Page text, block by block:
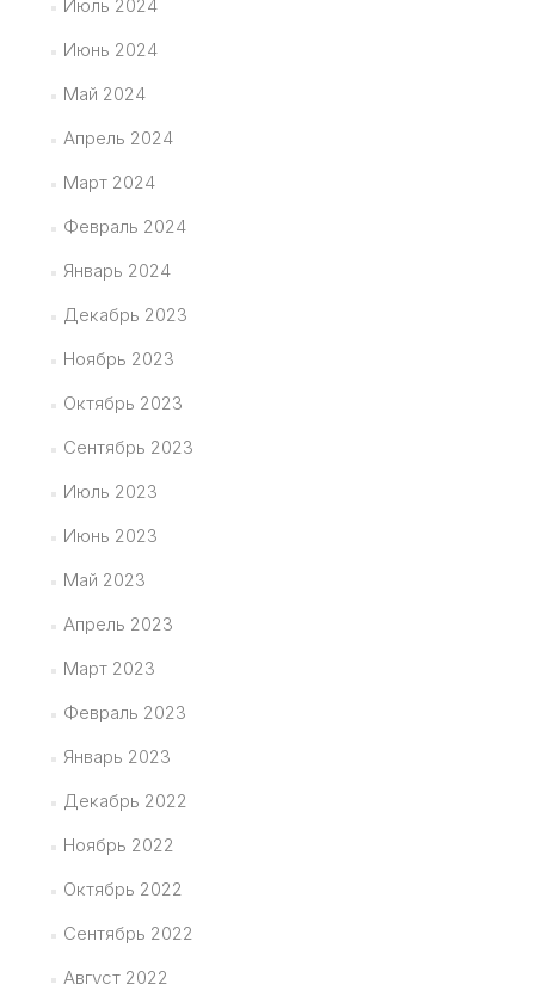
Июль 2024
Июнь 2024
Май 2024
Апрель 2024
Март 2024
Февраль 2024
Январь 2024
Декабрь 2023
Ноябрь 2023
Октябрь 2023
Сентябрь 2023
Июль 2023
Июнь 2023
Май 2023
Апрель 2023
Март 2023
Февраль 2023
Январь 2023
Декабрь 2022
Ноябрь 2022
Октябрь 2022
Сентябрь 2022
Август 2022